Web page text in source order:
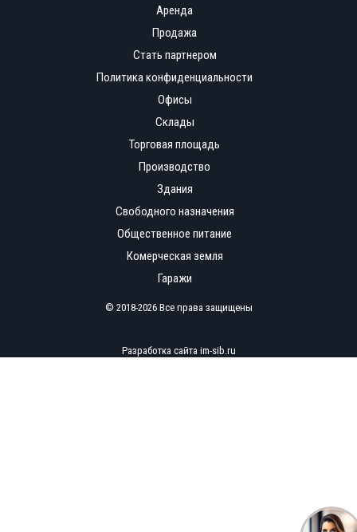
Аренда
Продажа
Стать партнером
Политика конфиденциальности
Офисы
Склады
Торговая площадь
Производство
Здания
Свободного назначения
Общественное питание
Комерческая земля
Гаражи
© 2018-2026 Все права защищены
Разработка сайта im-sib.ru